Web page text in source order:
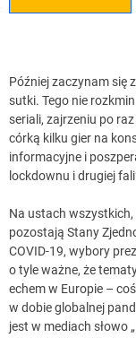
Później zaczynam się
sutki. Tego nie
seriali, zajrzeniu po
córką kilku gier na
informacyjne i
lockdownu i drugiej
Na ustach wszystkich,
pozostają Stany
COVID-19, wybory
o tyle ważne, że
echem w Europie –
w dobie globalnej
jest w mediach słowo